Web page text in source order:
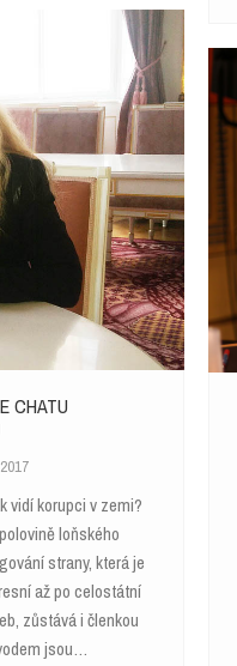
CHATU
vidí korupci v zemi?
loňského
strany, která je
až po celostátní
zůstává i členkou
jsou…